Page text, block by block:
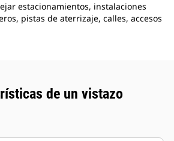
estacionamientos, instalaciones
pistas de aterrizaje, calles, accesos
de un vistazo